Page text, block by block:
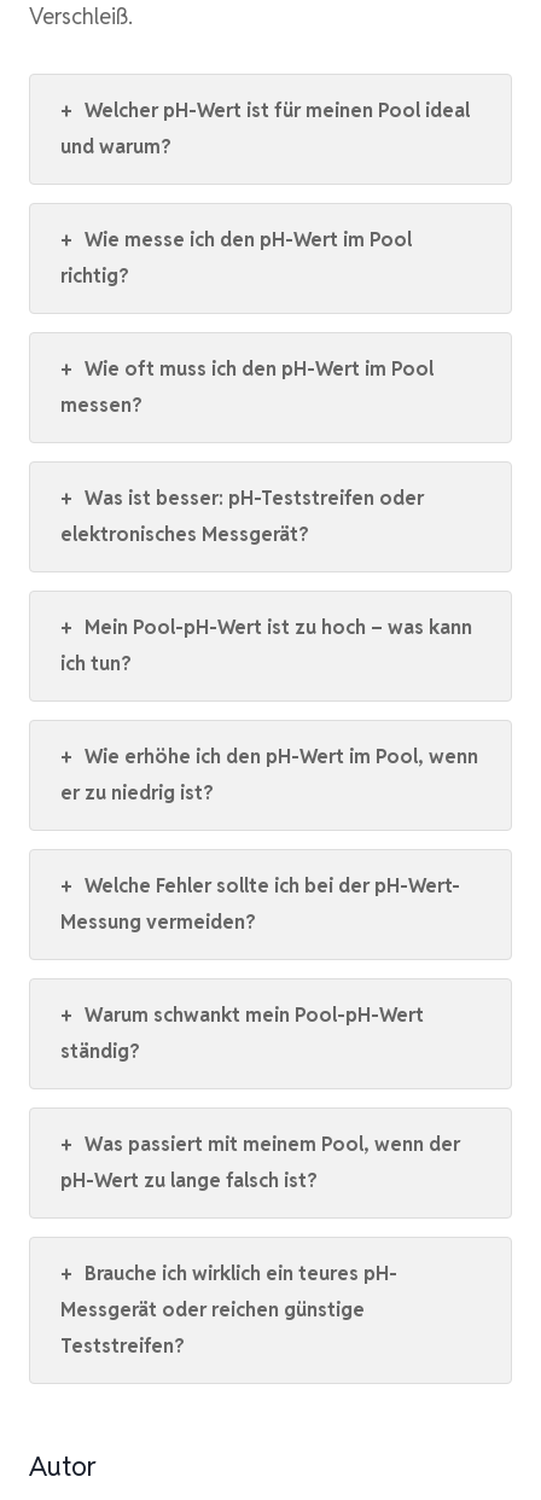
Verschleiß.
+ Welcher pH-Wert ist für meinen Pool ideal
und warum?
+ Wie messe ich den pH-Wert im Pool
richtig?
+ Wie oft muss ich den pH-Wert im Pool
messen?
+ Was ist besser: pH-Teststreifen oder
elektronisches Messgerät?
+ Mein Pool-pH-Wert ist zu hoch – was kann
ich tun?
+ Wie erhöhe ich den pH-Wert im Pool, wenn
er zu niedrig ist?
+ Welche Fehler sollte ich bei der pH-Wert-
Messung vermeiden?
+ Warum schwankt mein Pool-pH-Wert
ständig?
+ Was passiert mit meinem Pool, wenn der
pH-Wert zu lange falsch ist?
+ Brauche ich wirklich ein teures pH-
Messgerät oder reichen günstige
Teststreifen?
Autor